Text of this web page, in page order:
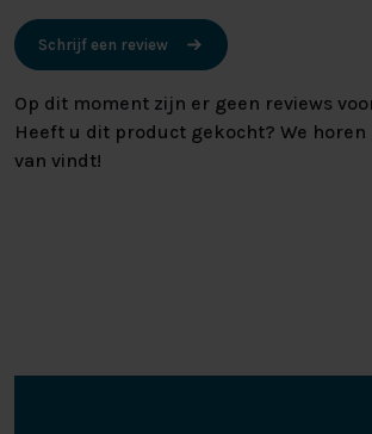
Schrijf een review
Op dit moment zijn er geen reviews
Heeft u dit product gekocht? We
van vindt!